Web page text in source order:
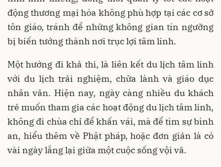
động thương mại hóa không phù hợp tại các cơ sở
tôn giáo, tránh để những không gian tín ngưỡng
bị biến tướng thành nơi trục lợi tâm linh.
Một hướng đi khả thi, là liên kết du lịch tâm linh
với du lịch trải nghiệm, chữa lành và giáo dục
nhân văn. Hiện nay, ngày càng nhiều du khách
trẻ muốn tham gia các hoạt động du lịch tâm linh,
không đi chùa chỉ để khấn vái, mà để tìm sự bình
an, hiểu thêm về Phật pháp, hoặc đơn giản là có
vài ngày lắng lại giữa một cuộc sống vội vã.